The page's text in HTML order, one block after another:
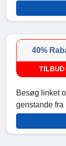
40%
TILBUD
Besøg linket
genstande fra